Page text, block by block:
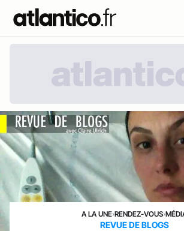
A LA UNE›RENDEZ-VOUS›
REVUE DE BLOGS